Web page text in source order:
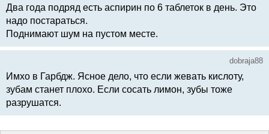
Два года подряд есть аспирин по 6 таблеток в день. Это
надо постараться.
Поднимают шум на пустом месте.
dobraja88
Имхо в Гарбдж. Ясное дело, что если жевать кислоту,
зубам станет плохо. Если сосать лимон, зубы тоже
разрушатся.